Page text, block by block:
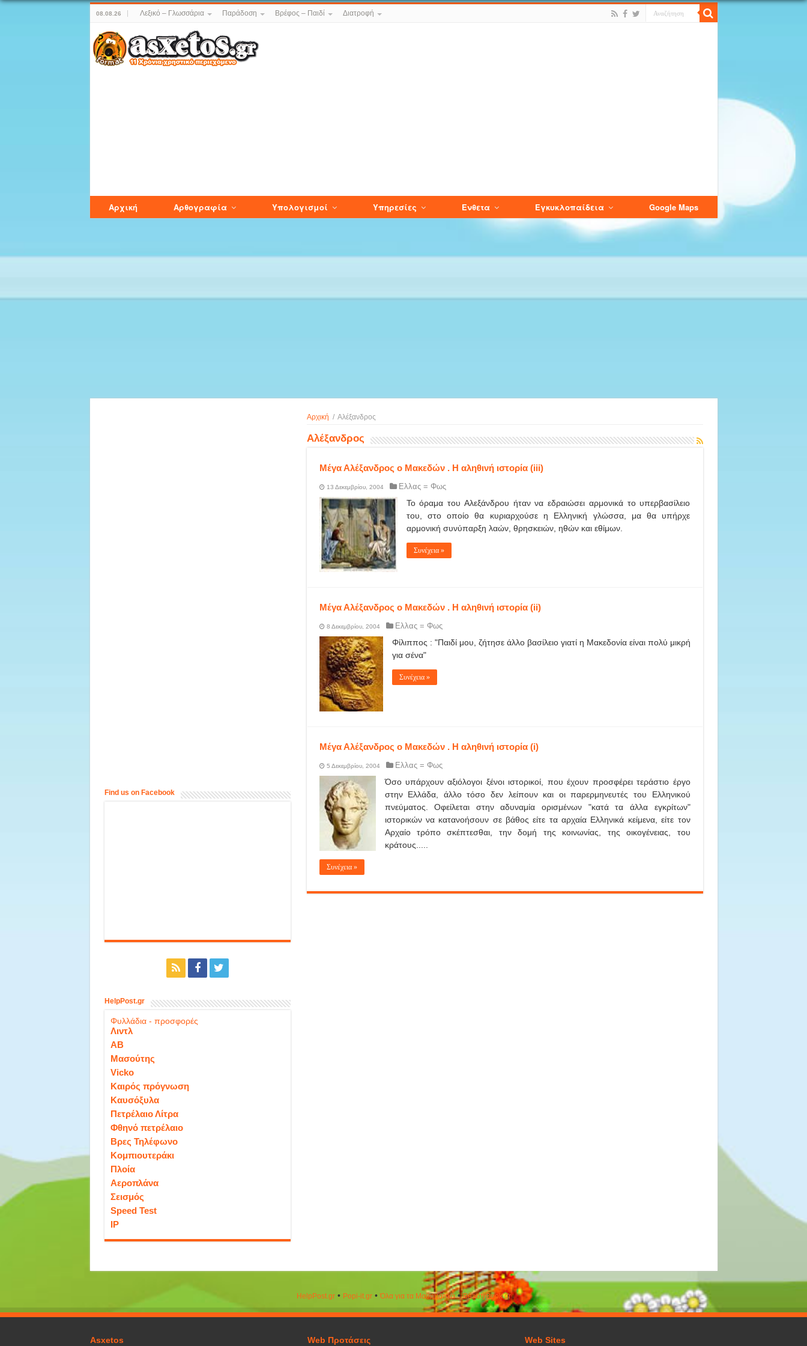
08.08.26 Λεξικό – Γλωσσάρια Παράδοση Βρέφος – Παιδί Διατροφή
Αρχική Αρθογραφία Υπολογισμοί Υπηρεσίες Ενθετα Εγκυκλοπαίδεια Google Maps
Αρχική / Αλέξανδρος
Αλέξανδρος
Μέγα Αλέξανδρος ο Μακεδών . Η αληθινή ιστορία (iii)
13 Δεκεμβρίου, 2004 Ελλας = Φως
Το όραμα του Αλεξάνδρου ήταν να εδραιώσει αρμονικά το υπερβασίλειο
του, στο οποίο θα κυριαρχούσε η Ελληνική γλώσσα, μα θα υπήρχε
αρμονική συνύπαρξη λαών, θρησκειών, ηθών και εθίμων.
Συνέχεια »
Μέγα Αλέξανδρος ο Μακεδών . Η αληθινή ιστορία (ii)
8 Δεκεμβρίου, 2004 Ελλας = Φως
Φίλιππος : "Παιδί μου, ζήτησε άλλο βασίλειο γιατί η Μακεδονία είναι πολύ μικρή
για σένα"
Συνέχεια »
Μέγα Αλέξανδρος ο Μακεδών . Η αληθινή ιστορία (i)
5 Δεκεμβρίου, 2004 Ελλας = Φως
Όσο υπάρχουν αξιόλογοι ξένοι ιστορικοί, που έχουν προσφέρει τεράστιο έργο
στην Ελλάδα, άλλο τόσο δεν λείπουν και οι παρερμηνευτές του Ελληνικού
πνεύματος. Οφείλεται στην αδυναμία ορισμένων "κατά τα άλλα εγκρίτων"
ιστορικών να κατανοήσουν σε βάθος είτε τα αρχαία Ελληνικά κείμενα, είτε τον
Αρχαίο τρόπο σκέπτεσθαι, την δομή της κοινωνίας, της οικογένειας, του
κράτους.....
Συνέχεια »
Find us on Facebook
HelpPost.gr
Φυλλάδια - προσφορές
Λιντλ
ΑΒ
Μασούτης
Vicko
Καιρός πρόγνωση
Καυσόξυλα
Πετρέλαιο Λίτρα
Φθηνό πετρέλαιο
Βρες Τηλέφωνο
Κομπιουτεράκι
Πλοία
Αεροπλάνα
Σεισμός
Speed Test
IP
HelpPost.gr• Popi-it.gr•Όλα για τα Μαθηματικά•ΒeautyΒook.gr
Asxetos Web Προτάσεις Web Sites